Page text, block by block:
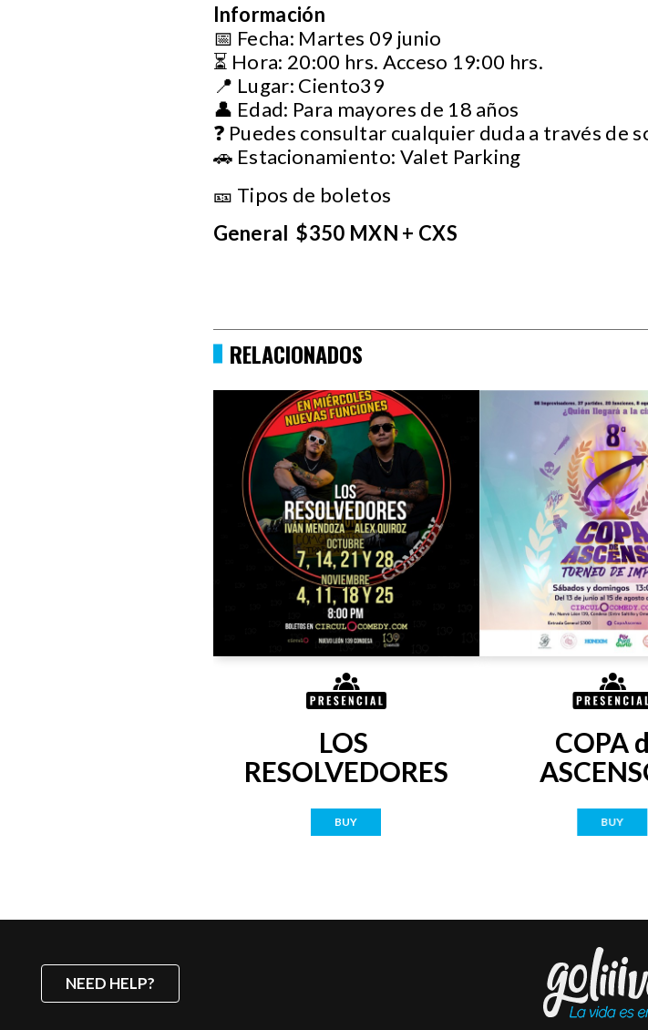
Información
📅 Fecha: Martes 09 junio
⏳ Hora: 20:00 hrs. Acceso 19:00 hrs.
📍 Lugar: Ciento39
👤 Edad: Para mayores de 18 años
❓ Puedes consultar cualquier duda a través de
🚗 Estacionamiento: Valet Parking
🎫 Tipos de boletos
General $350 MXN + CXS
RELACIONADOS
LOS
RESOLVEDORES
BUY
COPA
BUY
NEED HELP?